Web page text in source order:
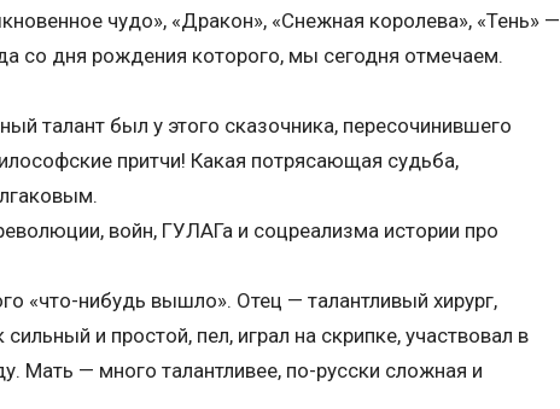
чудо», «Дракон», «Снежная королева», «Тень» —
со дня рождения которого, мы сегодня отмечаем.
талант был у этого сказочника, пересочинившего
притчи! Какая потрясающая судьба,
войн, ГУЛАГа и соцреализма истории про
«что-нибудь вышло». Отец — талантливый хирург,
и простой, пел, играл на скрипке, участвовал в
Мать — много талантливее, по-русски сложная и